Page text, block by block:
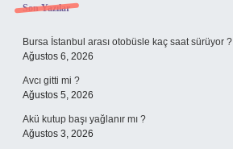
Sidebar
Son Yazılar
Bursa İstanbul arası otobüsle kaç saat sürüyor ?
Ağustos 6, 2026
Avcı gitti mi ?
Ağustos 5, 2026
Akü kutup başı yağlanır mı ?
Ağustos 3, 2026